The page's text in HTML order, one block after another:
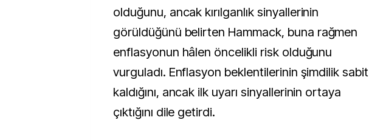
olduğunu, ancak kırılganlık sinyallerinin
görüldüğünü belirten Hammack, buna rağmen
enflasyonun hâlen öncelikli risk olduğunu
vurguladı. Enflasyon beklentilerinin şimdilik sabit
kaldığını, ancak ilk uyarı sinyallerinin ortaya
çıktığını dile getirdi.